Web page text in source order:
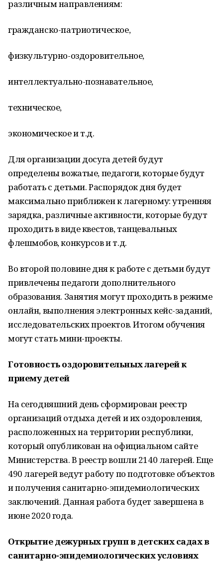
различным направлениям:
гражданско-патриотическое,
физкультурно-оздоровительное,
интеллектуально-познавательное,
техническое,
экономическое и т.д.
Для организации досуга детей будут
определены вожатые, педагоги, которые будут
работать с детьми. Распорядок дня будет
максимально приближен к лагерному: утренняя
зарядка, различные активности, которые будут
проходить в виде квестов, танцевальных
флешмобов, конкурсов и т.д.
Во второй половине дня к работе с детьми будут
привлечены педагоги дополнительного
образования. Занятия могут проходить в режиме
онлайн, выполнения электронных кейс-заданий,
исследовательских проектов. Итогом обучения
могут стать мини-проекты.
Готовность оздоровительных лагерей к
приему детей
На сегодняшний день сформирован реестр
организаций отдыха детей и их оздоровления,
расположенных на территории республики,
который опубликован на официальном сайте
Министерства. В реестр вошли 2140 лагерей. Еще
490 лагерей ведут работу по подготовке объектов
и получения санитарно-эпидемиологических
заключений. Данная работа будет завершена в
июне 2020 года.
Открытие дежурных групп в детских садах в
санитарно-эпидемиологических условиях